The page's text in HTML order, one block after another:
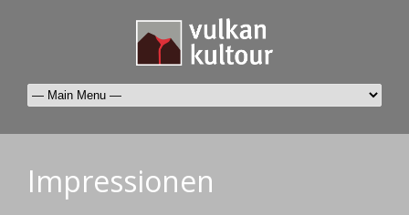
Impressionen